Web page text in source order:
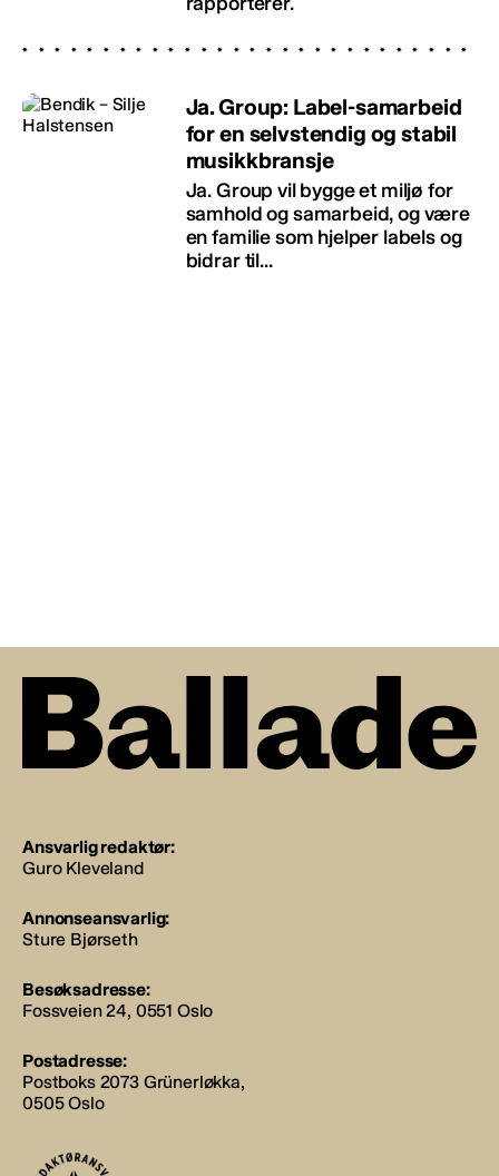
Ja. Group: Label-samarbeid
for en selvstendig og stabil
musikkbransje
Ja. Group vil bygge et miljø for
samhold og samarbeid, og være
en familie som hjelper labels og
bidrar til...
Ansvarlig redaktør:
Guro Kleveland
Annonseansvarlig:
Sture Bjørseth
Besøksadresse:
Fossveien 24, 0551 Oslo
Postadresse:
Postboks 2073 Grünerløkka,
0505 Oslo